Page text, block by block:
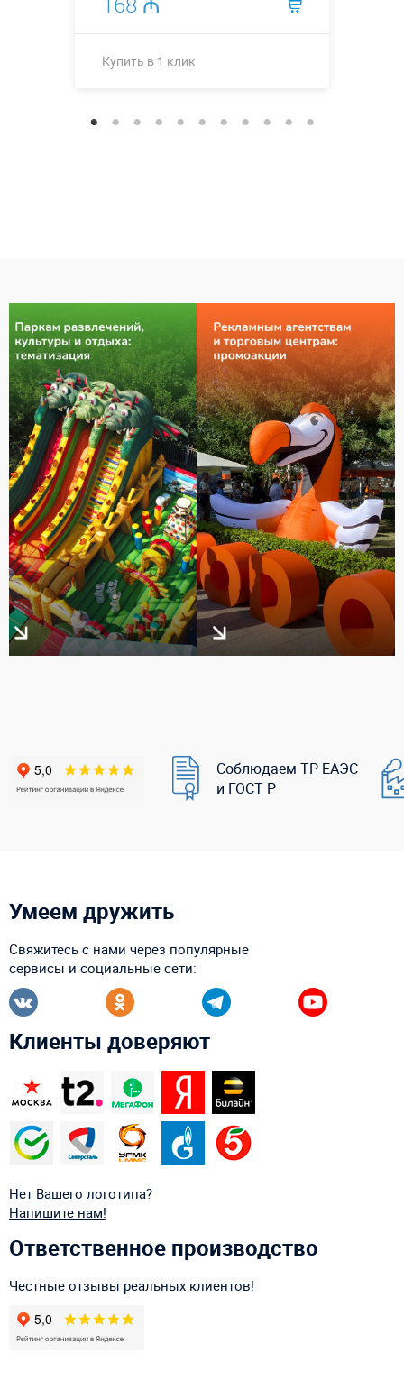
Купить в 1 клик
Соблюдаем ТР ЕАЭС
и ГОСТ Р
Умеем дружить
Свяжитесь с нами через популярные
сервисы и социальные сети:
Клиенты доверяют
Нет Вашего логотипа?
Напишите нам!
Ответственное производство
Честные отзывы реальных клиентов!